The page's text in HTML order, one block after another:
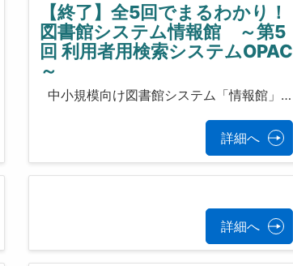
【終了】全5回でまるわかり！
図書館システム情報館 ～第5
回 利用者用検索システムOPAC
～
中小規模向け図書館システム「情報館」…
詳細へ
詳細へ